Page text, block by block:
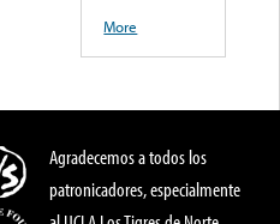
More
Agradecemos a todos los
patronicadores, especialmente